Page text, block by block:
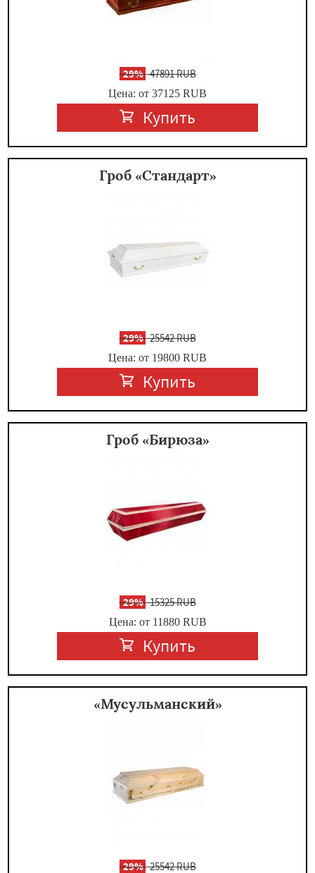
-29%47891 RUB
Цена: от 37125 RUB
Купить
Гроб «Стандарт»
-29%25542 RUB
Цена: от 19800 RUB
Купить
Гроб «Бирюза»
-29%15325 RUB
Цена: от 11880 RUB
Купить
«Мусульманский»
-29%25542 RUB